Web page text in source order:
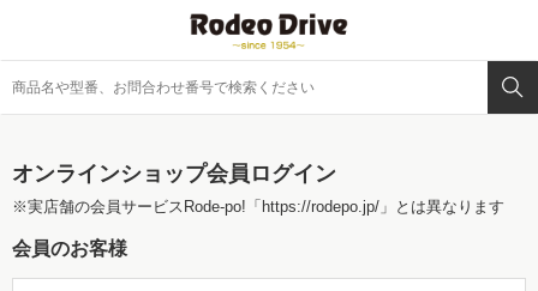
オンラインショップ会員ログイン
※実店舗の会員サービスRode-po! 「https://rodepo.jp/」 とは異なります
会員のお客様